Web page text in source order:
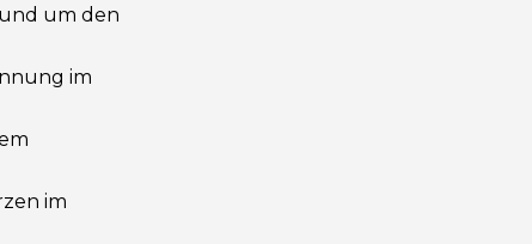
um den
im
im